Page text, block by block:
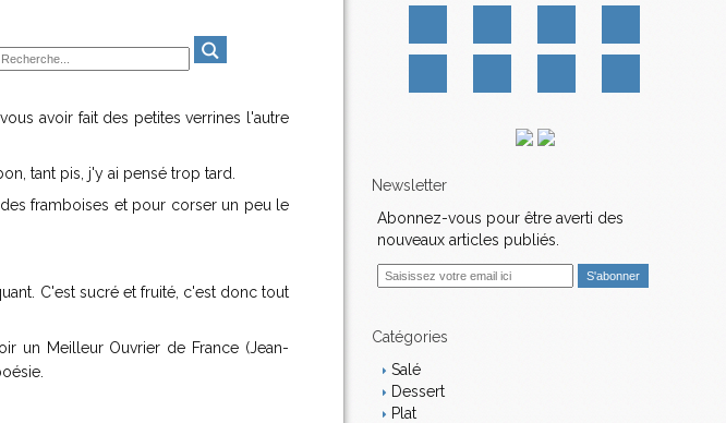
avoir fait des petites verrines l'autre
tant pis, j'y ai pensé trop tard.
framboises et pour corser un peu le
C'est sucré et fruité, c'est donc tout
un Meilleur Ouvrier de France (Jean-
Newsletter
Abonnez-vous pour être averti des
nouveaux articles publiés.
i Catégories
Salé
Dessert
Plat